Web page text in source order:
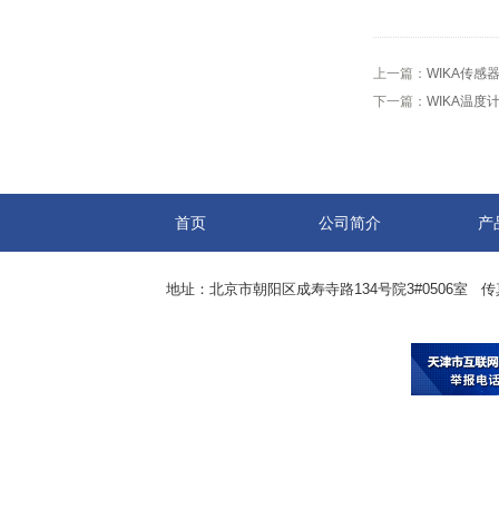
上一篇： WIKA传感
下一篇： WIKA温度
首页 公司简介 产
地址：北京市朝阳区成寿寺路134号院3#0506室